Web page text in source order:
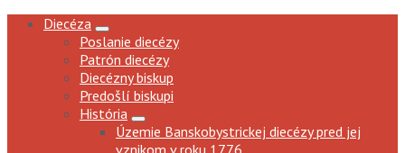
Diecéza
Poslanie diecézy
Patrón diecézy
Diecézny biskup
Predošlí biskupi
História
Územie Banskobystrickej diecézy pred jej
vznikom v roku 1776